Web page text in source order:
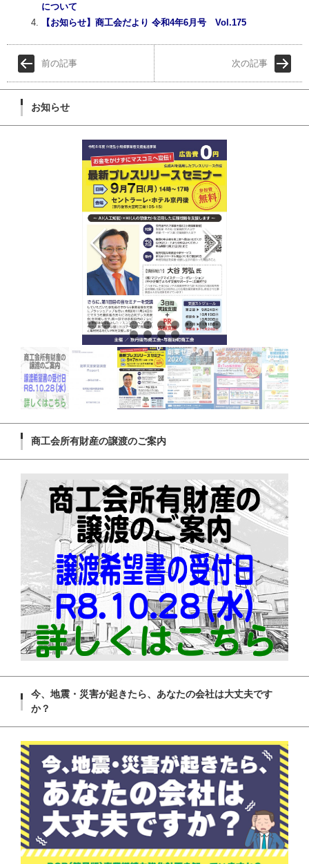
について
【お知らせ】商工会だより 令和4年6月号 Vol.175
前の記事 次の記事
お知らせ
商工会所有財産の譲渡のご案内
今、地震・災害が起きたら、あなたの会社は大丈夫です
か？